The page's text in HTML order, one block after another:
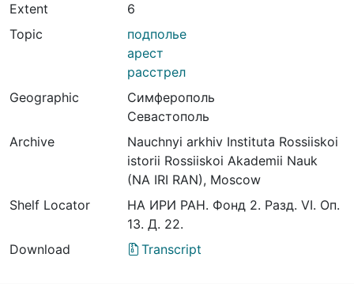
Extent
6
Topic
подполье
арест
расстрел
Geographic
Симферополь
Севастополь
Archive
Nauchnyi arkhiv Instituta Rossiiskoi
istorii Rossiiskoi Akademii Nauk
(NA IRI RAN), Moscow
Shelf Locator
НА ИРИ РАН. Фонд 2. Разд. VI. Оп.
13. Д. 22.
Download
Transcript